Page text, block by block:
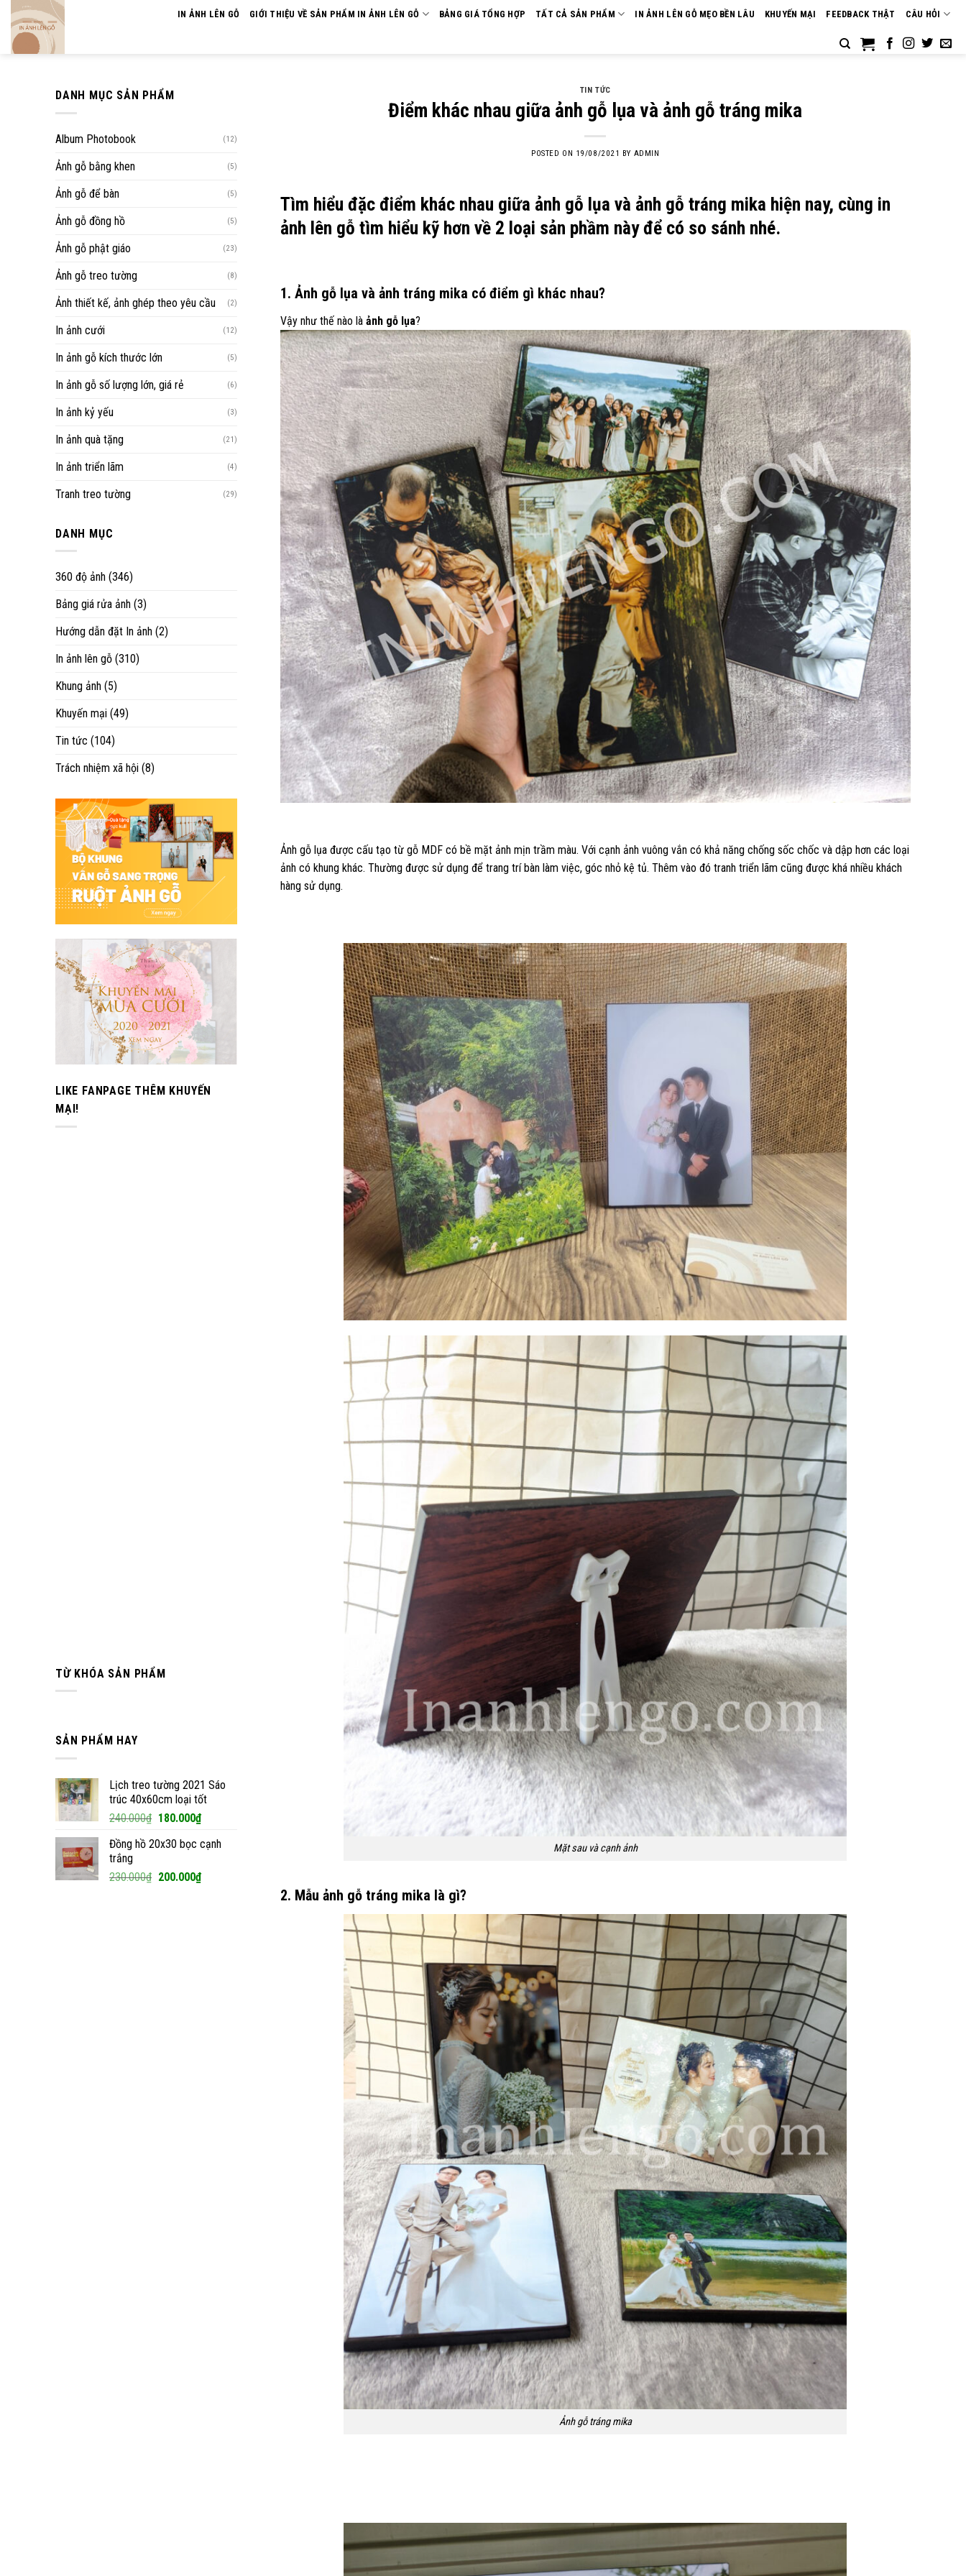
Skip
content
IN ẢNH LÊN GỖ GIỚI THIỆU VỀ SẢN PHẨM IN ẢNH LÊN GỖ BẢNG GIÁ TỔNG HỢP TẤT CẢ SẢN PHẨM IN ẢNH LÊN GỖ MẸO BỀN LÂU KHUYẾN MẠI FEEDBACK THẬT CÂU HỎI
DANH MỤC SẢN PHẨM
Album Photobook (12)
Ảnh gỗ bằng khen (5)
Ảnh gỗ để bàn (5)
Ảnh gỗ đồng hồ (5)
Ảnh gỗ phật giáo (23)
Ảnh gỗ treo tường (8)
Ảnh thiết kế, ảnh ghép theo yêu cầu (2)
In ảnh cưới (12)
In ảnh gỗ kích thước lớn (5)
In ảnh gỗ số lượng lớn, giá rẻ (6)
In ảnh kỷ yếu (3)
In ảnh quà tặng (21)
In ảnh triển lãm (4)
Tranh treo tường (29)
DANH MỤC
360 độ ảnh (346)
Bảng giá rửa ảnh (3)
Hướng dẫn đặt In ảnh (2)
In ảnh lên gỗ (310)
Khung ảnh (5)
Khuyến mại (49)
Tin tức (104)
Trách nhiệm xã hội (8)
LIKE FANPAGE THÊM KHUYẾN
MẠI!
TỪ KHÓA SẢN PHẨM
SẢN PHẨM HAY
Lịch treo tường 2021 Sáo
trúc 40x60cm loại tốt
240.000₫ Giá
là:
180.000₫Giá
tại
180.000₫.
Đồng hồ 20x30 bọc cạnh
trắng
230.000₫ Giá
200.000₫Giá
TIN TỨC
Điểm khác nhau giữa ảnh gỗ lụa và ảnh gỗ tráng mika
POSTED ON 19/08/2021 BY ADMIN
Tìm hiểu đặc điểm khác nhau giữa ảnh gỗ lụa và ảnh gỗ tráng mika hiện nay, cùng in
ảnh lên gỗ tìm hiểu kỹ hơn về 2 loại sản phầm này để có so sánh nhé.
1. Ảnh gỗ lụa và ảnh tráng mika có điểm gì khác nhau?
Vậy như thế nào là ảnh gỗ lụa?
Ảnh gỗ lụa được cấu tạo từ gỗ MDF có bề mặt ảnh mịn trầm màu. Với cạnh ảnh vuông vắn có khả năng chống sốc chốc và dập hơn các loại
ảnh có khung khác. Thường được sử dụng để trang trí bàn làm việc, góc nhỏ kệ tủ. Thêm vào đó tranh triển lãm cũng được khá nhiều khách
hàng sử dụng.
Mặt sau và cạnh ảnh
2. Mẫu ảnh gỗ tráng mika là gì?
Ảnh gỗ tráng mika